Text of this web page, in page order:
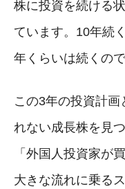
株に投資を続ける
ています。10年続
年くらいは続くの
この3年の投資計画
れない成長株を見
「外国人投資家が
大きな流れに乗る